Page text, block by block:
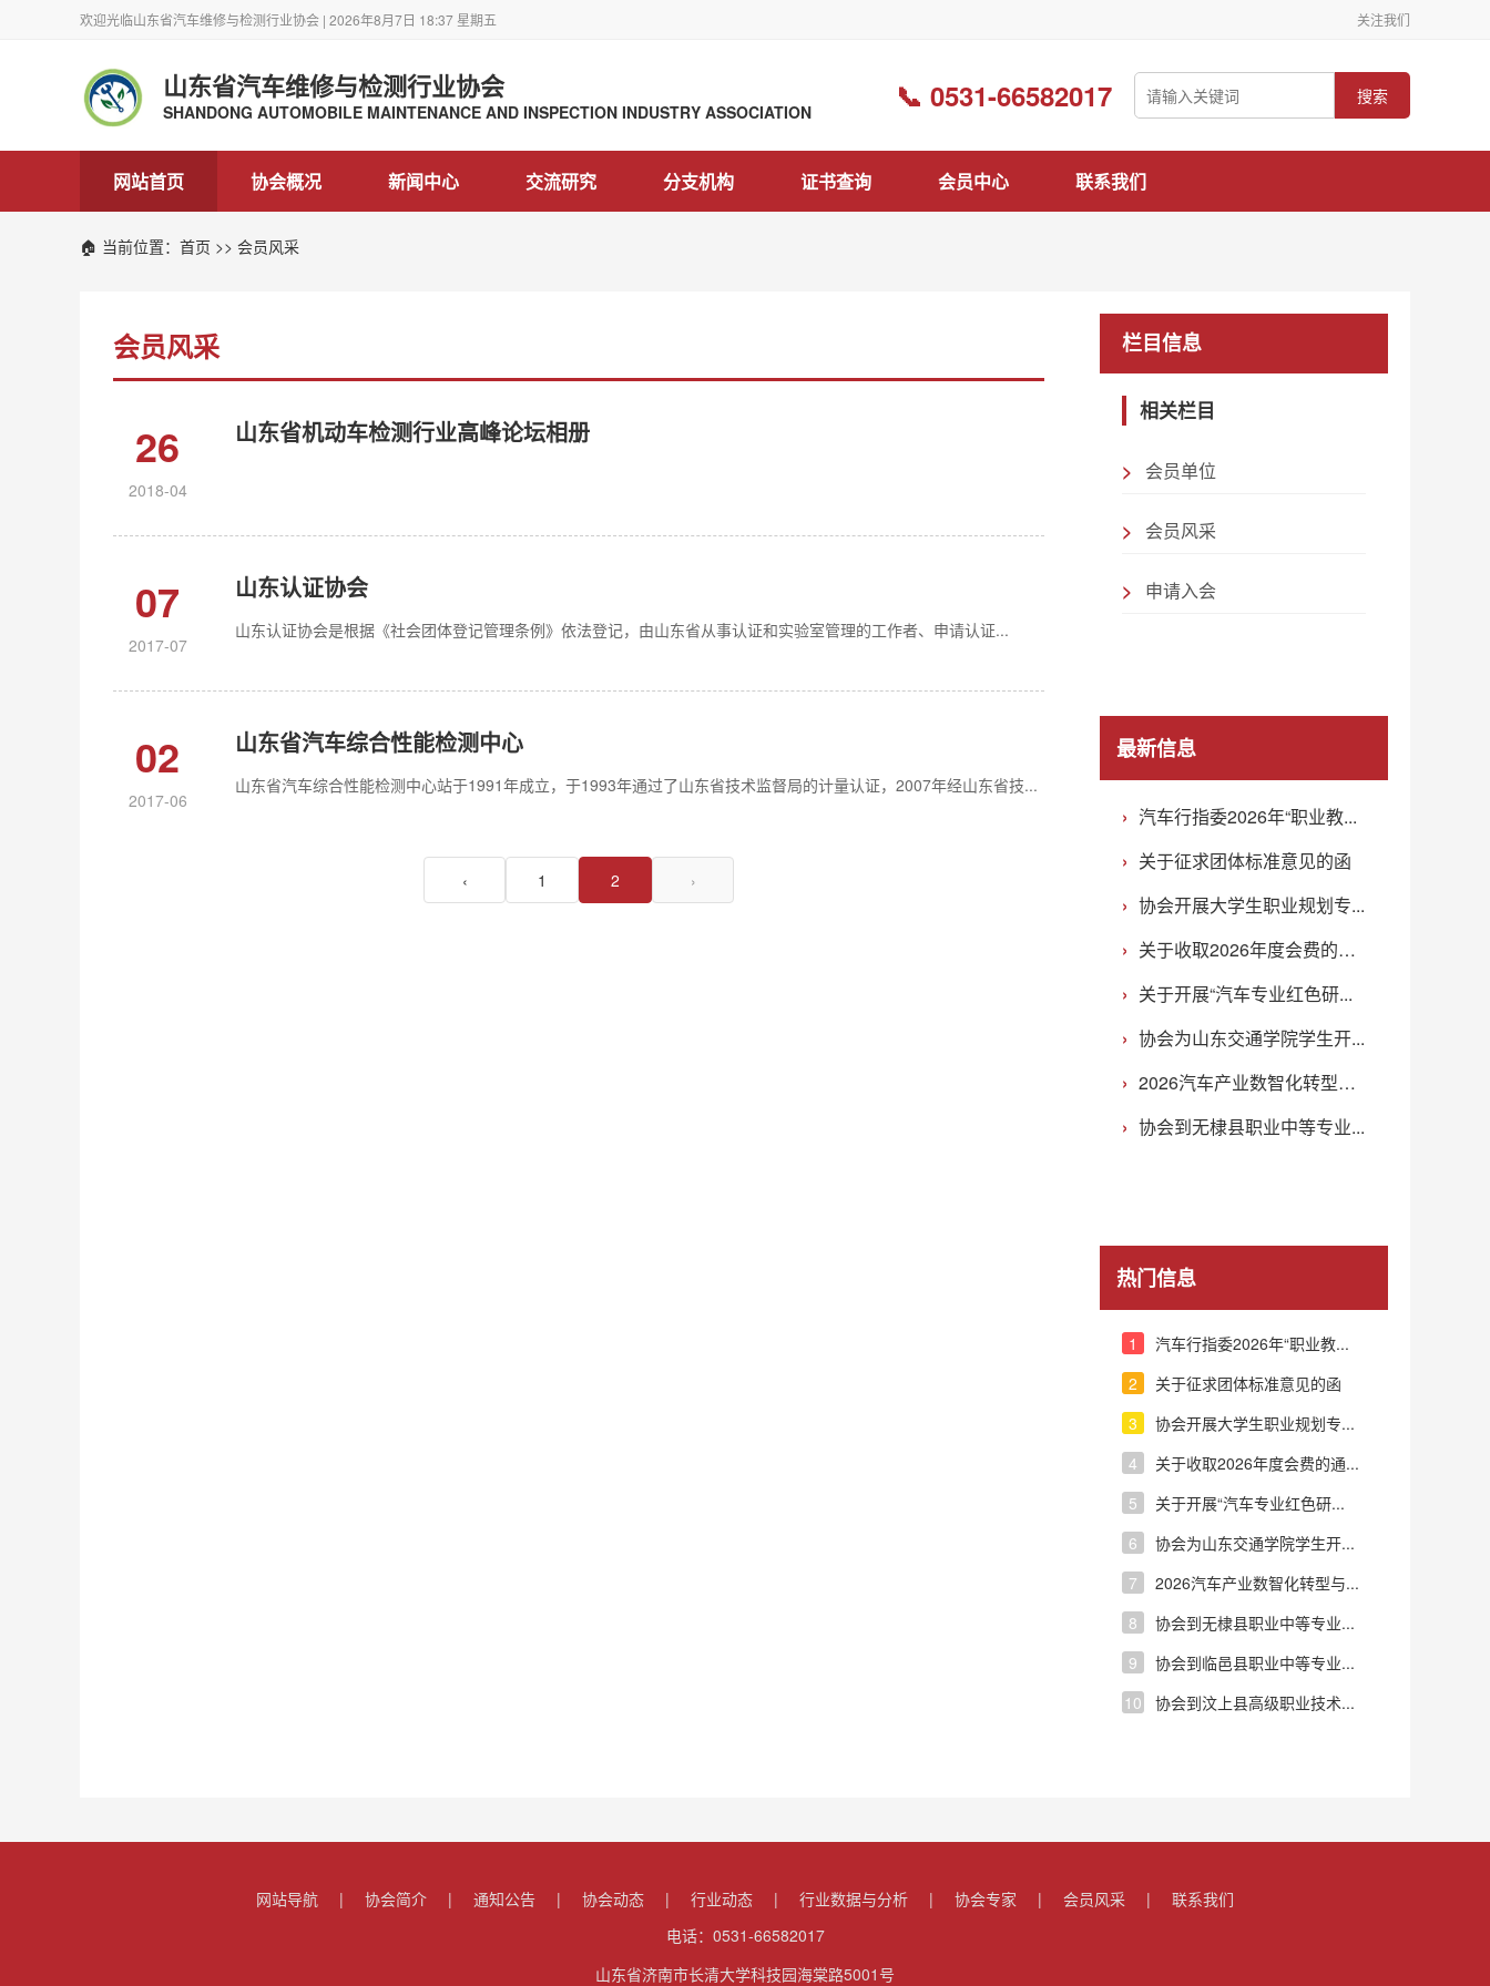
欢迎光临山东省汽车维修与检测行业协会 | 2026年8月7日 18:37 星期五 关注我们
山东省汽车维修与检测行业协会
SHANDONG AUTOMOBILE MAINTENANCE AND INSPECTION INDUSTRY ASSOCIATION 📞 0531-66582017 搜索
网站首页 协会概况 新闻中心 交流研究 分支机构 证书查询 会员中心 联系我们
🏠 当前位置： 首页 >> 会员风采
会员风采
26
2018-04
山东省机动车检测行业高峰论坛相册
07
2017-07
山东认证协会
山东认证协会是根据《社会团体登记管理条例》依法登记，由山东省从事认证和实验室管理的工作者、申请认证...
02
2017-06
山东省汽车综合性能检测中心
山东省汽车综合性能检测中心站于1991年成立，于1993年通过了山东省技术监督局的计量认证，2007年经山东省技...
‹ 1 2 ›
栏目信息
相关栏目
会员单位
会员风采
申请入会
最新信息
汽车行指委2026年“职业教...
关于征求团体标准意见的函
协会开展大学生职业规划专...
关于收取2026年度会费的通...
关于开展“汽车专业红色研...
协会为山东交通学院学生开...
2026汽车产业数智化转型与...
协会到无棣县职业中等专业...
热门信息
1
汽车行指委2026年“职业教...
2
关于征求团体标准意见的函
3
协会开展大学生职业规划专...
4
关于收取2026年度会费的通...
5
关于开展“汽车专业红色研...
6
协会为山东交通学院学生开...
7
2026汽车产业数智化转型与...
8
协会到无棣县职业中等专业...
9
协会到临邑县职业中等专业...
10
协会到汶上县高级职业技术...
网站导航 | 协会简介 | 通知公告 | 协会动态 | 行业动态 | 行业数据与分析 | 协会专家 | 会员风采 |
联系我们
电话：0531-66582017
山东省济南市长清大学科技园海棠路5001号